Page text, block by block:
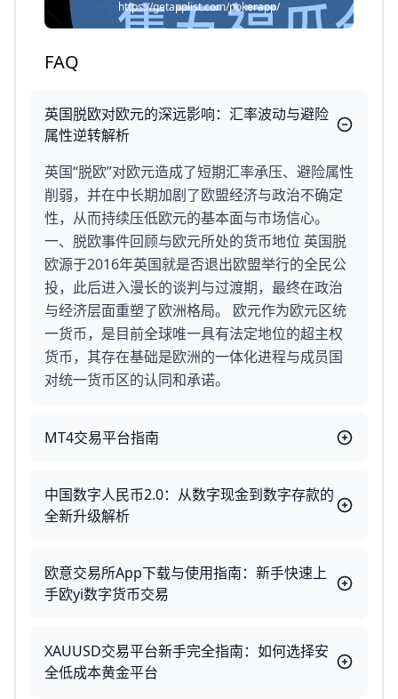
https://getapplist.com/pokerapp/
FAQ
英国脱欧对欧元的深远影响：汇率波动与避险
属性逆转解析
英国“脱欧”对欧元造成了短期汇率承压、避险属性
削弱，并在中长期加剧了欧盟经济与政治不确定
性，从而持续压低欧元的基本面与市场信心。
一、脱欧事件回顾与欧元所处的货币地位 英国脱
欧源于2016年英国就是否退出欧盟举行的全民公
投，此后进入漫长的谈判与过渡期，最终在政治
与经济层面重塑了欧洲格局。 欧元作为欧元区统
一货币，是目前全球唯一具有法定地位的超主权
货币，其存在基础是欧洲的一体化进程与成员国
对统一货币区的认同和承诺。
MT4交易平台指南
中国数字人民币2.0：从数字现金到数字存款的
全新升级解析
欧意交易所App下载与使用指南：新手快速上
手欧yi数字货币交易
XAUUSD交易平台新手完全指南：如何选择安
全低成本黄金平台